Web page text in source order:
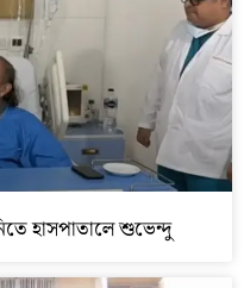
হাসপাতালে শুভেন্দু